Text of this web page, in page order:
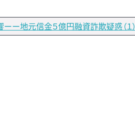
ー地元信金５億円融資詐欺疑惑（１）